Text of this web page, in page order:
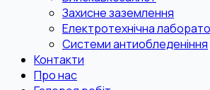
Захисне заземлення
Електротехнічна
Системи антиобледеніння
Контакти
Про нас